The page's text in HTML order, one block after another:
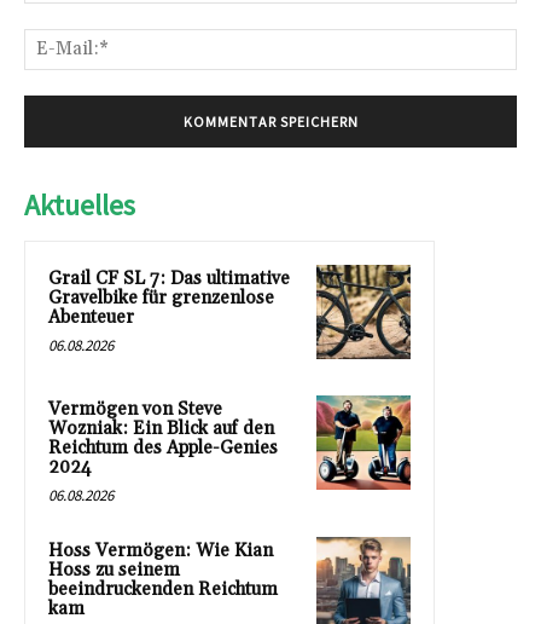
Aktuelles
Grail CF SL 7: Das ultimative
Gravelbike für grenzenlose
Abenteuer
06.08.2026
Vermögen von Steve
Wozniak: Ein Blick auf den
Reichtum des Apple-Genies
2024
06.08.2026
Hoss Vermögen: Wie Kian
Hoss zu seinem
beeindruckenden Reichtum
kam